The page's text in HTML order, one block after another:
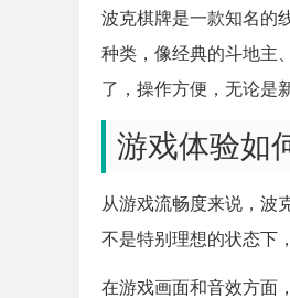
波克棋牌是一款知名的
种类，像经典的斗地主
了，操作方便，无论是
游戏体验如
从游戏流畅度来说，波
不是特别理想的状态下
在游戏画面和音效方面